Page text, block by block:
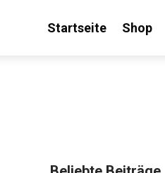
Startseite Shop